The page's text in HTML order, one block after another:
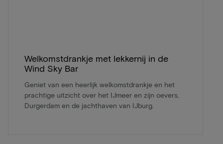
Welkomstdrankje met lekkernij in de
Wind Sky Bar
Geniet van een heerlijk welkomstdrankje en het
prachtige uitzicht over het IJmeer en zijn oevers,
Durgerdam en de jachthaven van IJburg.